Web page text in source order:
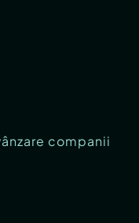
companii